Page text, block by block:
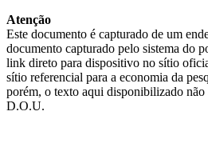
Atenção
Este documento é capturado de um
documento capturado pelo sistema do
link direto para dispositivo no sítio
sítio referencial para a economia da
porém, o texto aqui disponibilizado
D.O.U.